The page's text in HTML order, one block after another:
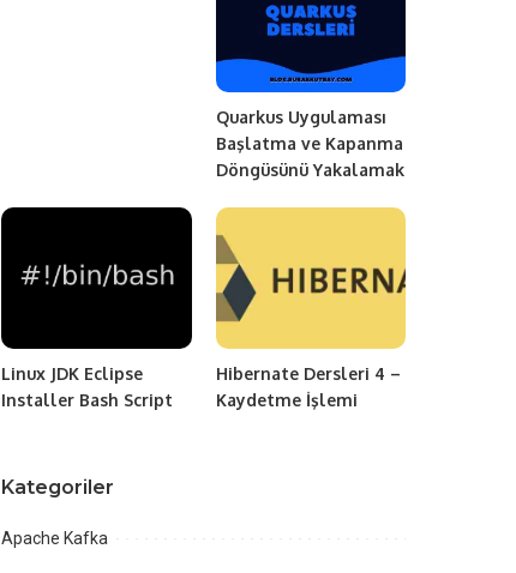
Quarkus Uygulaması
Başlatma ve Kapanma
Döngüsünü Yakalamak
Linux JDK Eclipse
Installer Bash Script
Hibernate Dersleri 4 –
Kaydetme İşlemi
Kategoriler
Apache Kafka